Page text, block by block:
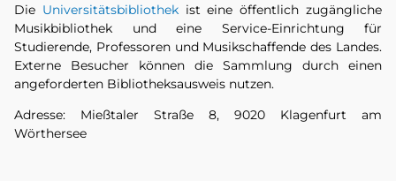
Die Universitätsbibliothek ist eine öffentlich zugängliche
Musikbibliothek und eine Service-Einrichtung für
Studierende, Professoren und Musikschaffende des Landes.
Externe Besucher können die Sammlung durch einen
angeforderten Bibliotheksausweis nutzen.
Adresse: Mießtaler Straße 8, 9020 Klagenfurt am
Wörthersee